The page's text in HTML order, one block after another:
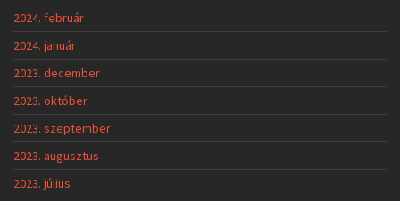
2024. február
2024. január
2023. december
2023. október
2023. szeptember
2023. augusztus
2023. július